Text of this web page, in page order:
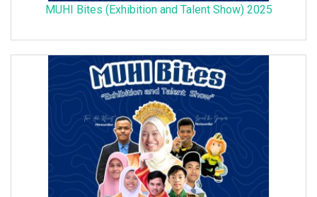
MUHI Bites (Exhibition and Talent Show) 2025